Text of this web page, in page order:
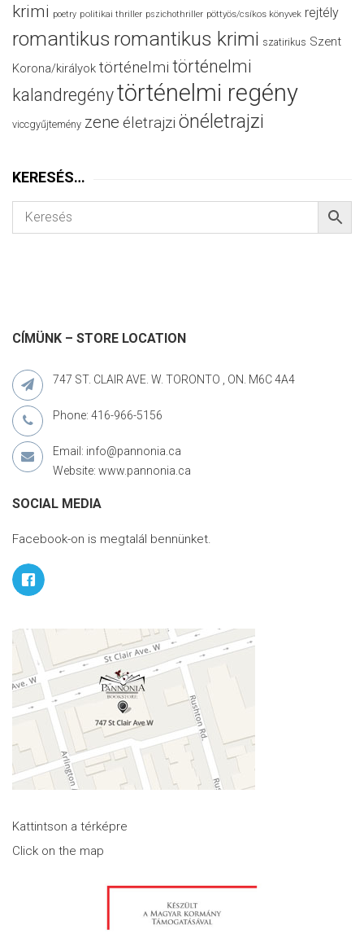
krimi poetry politikai thriller pszichothriller pöttyös/csíkos könyvek rejtély
romantikus romantikus krimi szatirikus Szent
Korona/királyok történelmi történelmi
kalandregénytörténelmi regény
viccgyűjtemény zene életrajzi önéletrajzi
KERESÉS…
CÍMÜNK – STORE LOCATION
747 ST. CLAIR AVE. W. TORONTO , ON. M6C 4A4
Phone: 416-966-5156
Email: info@pannonia.ca
Website: www.pannonia.ca
SOCIAL MEDIA
Facebook-on is megtalál bennünket.
Kattintson a térképre
Click on the map